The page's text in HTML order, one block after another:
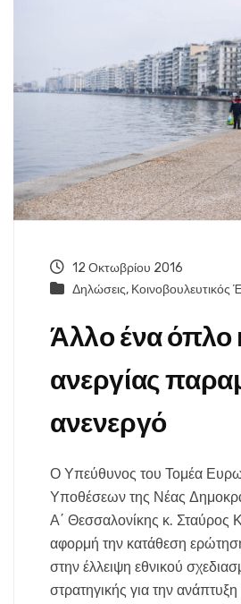
12 Οκτωβρίου 2016
Δηλώσεις, Κοινοβουλευτικός
Άλλο ένα όπλο
ανεργίας
ανενεργό
Ο Υπεύθυνος του Τομέα
Υποθέσεων της Νέας
Α΄ Θεσσαλονίκης κ. Σταύρος
αφορμή την κατάθεση
στην έλλειψη εθνικού
στρατηγικής για την